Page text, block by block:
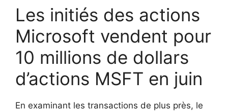
Les initiés des actions
Microsoft vendent pour
10 millions de dollars
d’actions MSFT en juin
En examinant les transactions de plus près, le